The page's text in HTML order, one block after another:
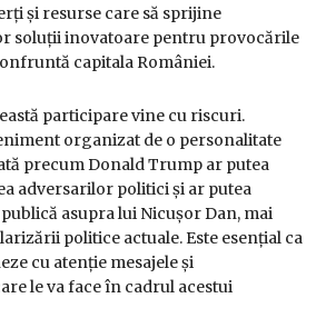
și resurse care să sprijine
soluții inovatoare pentru provocările
capitala României.
participare vine cu riscuri.
organizat de o personalitate
precum Donald Trump ar putea
adversarilor politici și ar putea
asupra lui Nicușor Dan, mai
politice actuale. Este esențial ca
cu atenție mesajele și
le va face în cadrul acestui